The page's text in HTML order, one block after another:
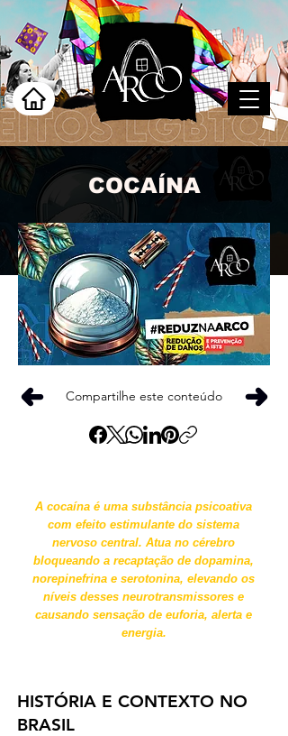
COCAÍNA
Compartilhe este conteúdo
A cocaína é uma substância psicoativa
com efeito estimulante do sistema
nervoso central. Atua no cérebro
bloqueando a recaptação de dopamina,
norepinefrina e serotonina, elevando os
níveis desses neurotransmissores e
causando sensação de euforia, alerta e
energia.
HISTÓRIA E CONTEXTO NO
BRASIL